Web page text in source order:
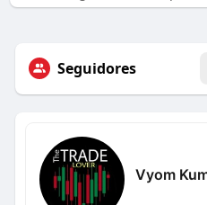
Seguidores
Vyom